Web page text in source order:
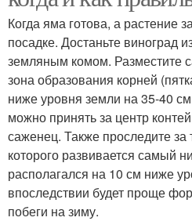
Когда яма готова, а растение
посадке. Достаньте виноград
земляным комом. Разместите
зона образования корней
ниже уровня земли на 35-40
можно принять за центр
саженец. Также проследите за
которого развивается самый
располагался на 10 см ниже
впоследствии будет проще
побеги на зиму.